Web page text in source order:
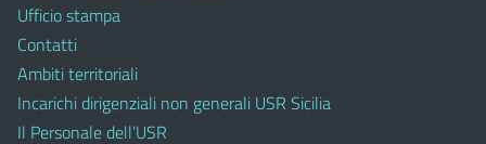
Ufficio stampa
Contatti
Ambiti territoriali
Incarichi dirigenziali non generali USR Sicilia
Il Personale dell’USR